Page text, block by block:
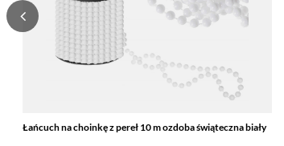
Łańcuch na choinkę z pereł 10 m ozdoba świąteczna biały